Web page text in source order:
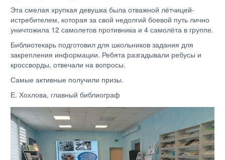
Эта смелая хрупкая девушка была отважной лётчицей-
истребителем, которая за свой недолгий боевой путь лично
уничтожила 12 самолетов противника и 4 самолёта в группе.
Библиотекарь подготовил для школьников задания для
закрепления информации. Ребята разгадывали ребусы и
кроссворды, отвечали на вопросы.
Самые активные получили призы.
Е. Хохлова, главный библиограф